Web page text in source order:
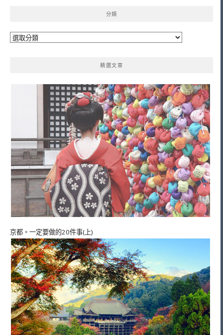
分類
分
精選文章
京都。一定要做的20件事(上)